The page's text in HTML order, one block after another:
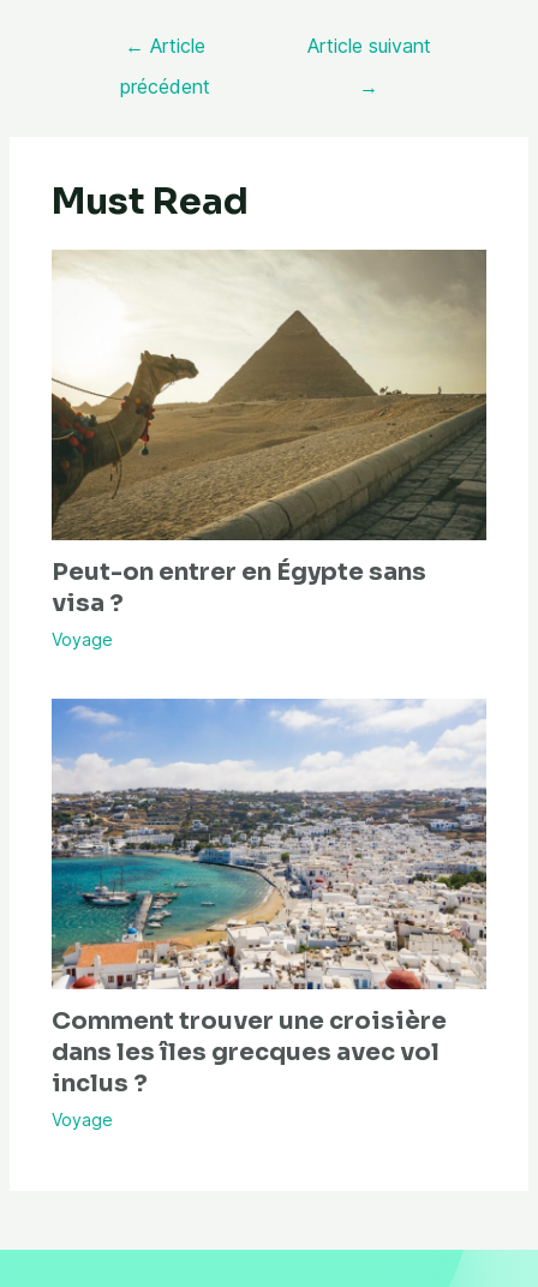
← Article
précédent
Article suivant
→
Must Read
Peut-on entrer en Égypte sans
visa ?
Voyage
Comment trouver une croisière
dans les îles grecques avec vol
inclus ?
Voyage